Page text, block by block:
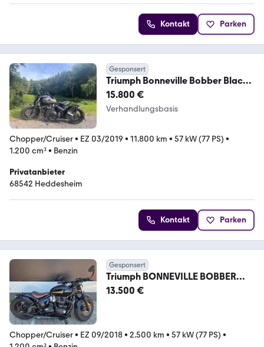
Kontakt Parken
Gesponsert
Triumph Bonneville Bobber Black
m. Wunderk. Tank
15.800 €
Verhandlungsbasis
Chopper/Cruiser• EZ 03/2019 • 11.800 km • 57 kW (77 PS) •
1.200 cm³• Benzin
Privatanbieter
68542 Heddesheim
Kontakt Parken
Gesponsert
Triumph BONNEVILLE BOBBER
BLACK ZARD*KM2500
13.500 €
Chopper/Cruiser• EZ 09/2018• 2.500 km • 57 kW (77 PS) •